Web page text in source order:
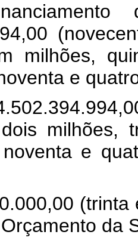
milhões,
e
milhões,
e
da